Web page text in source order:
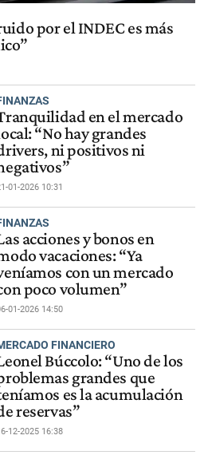
por el INDEC es más
en el mercado
“No hay grandes
ni positivos ni
01-2026 10:31
acciones y bonos en
vacaciones: “Ya
con un mercado
poco volumen”
01-2026 14:50
FINANCIERO
Búccolo: “Uno de los
grandes que
es la acumulación
reservas”
12-2025 16:38